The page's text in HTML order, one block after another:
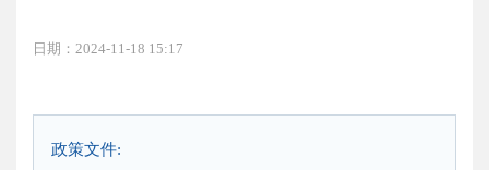
日期：2024-11-18 15:17
政策文件: